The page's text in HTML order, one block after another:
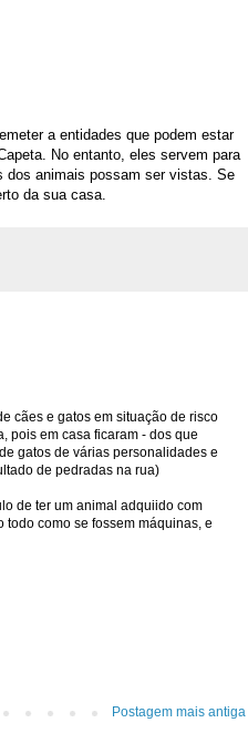
a entidades que podem estar
No entanto, eles servem para
dos animais possam ser vistas. Se
da sua casa.
cães e gatos em situação de risco
pois em casa ficaram - dos que
gatos de várias personalidades e
de pedradas na rua)
de ter um animal adquiido com
como se fossem máquinas, e
Postagem mais antiga